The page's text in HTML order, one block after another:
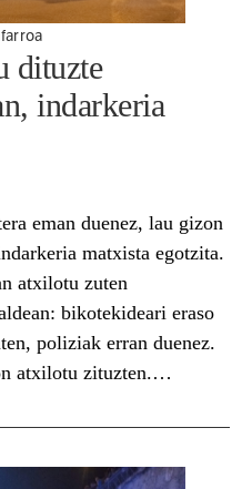
dituzte
indarkeria
eman duenez, lau gizon
matxista egotzita.
atxilotu zuten
bikotekideari eraso
poliziak erran duenez.
atxilotu zituzten.
eraso egiteagatik.
hiriaren erdigunean;